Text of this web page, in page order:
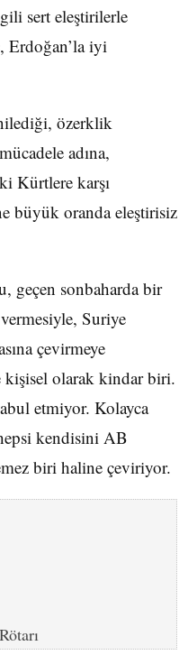
sert eleştirilerle
Erdoğan’la iyi
özerklik
adına,
Kürtlere karşı
büyük oranda eleştirisiz
geçen sonbaharda bir
Suriye
çevirmeye
kişisel olarak kindar biri.
etmiyor. Kolayca
kendisini AB
biri haline çeviriyor.